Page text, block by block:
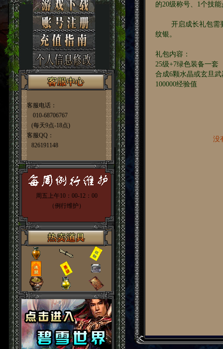
客服电话：
010-68706767
(每天9点-18点)
客服QQ：
826191148
周五上午10：00-12：00
（例行维护）
的20级称号、1个技
开启成长礼包需要
纹银。
礼包内容：
25级+7绿色装备一套
合成6颗水晶或玄旦
100000经验值
没